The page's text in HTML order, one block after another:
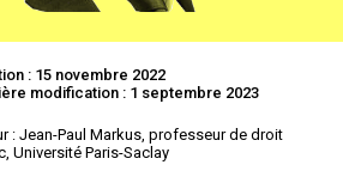
: 15 novembre 2022
modification : 1 septembre 2023
: Jean-Paul Markus, professeur de droit
Université Paris-Saclay